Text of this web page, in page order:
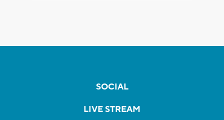
SOCIAL
LIVE STREAM